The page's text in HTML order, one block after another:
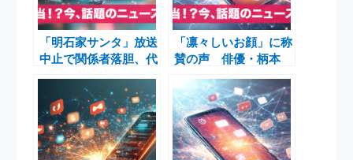
「明石家サンタ」放送
中止で関係者落胆、代
「凛々しいお顔」に称
賛の声 俳優・柄本
ト”が映す新たなステ
ージ